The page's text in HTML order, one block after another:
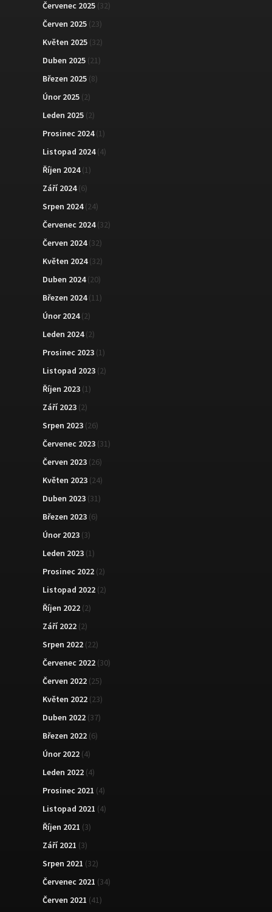
Červenec 2025 (32)
Červen 2025 (23)
Květen 2025 (32)
Duben 2025 (21)
Březen 2025 (8)
Únor 2025 (2)
Leden 2025 (2)
Prosinec 2024(1)
Listopad 2024(4)
Říjen 2024(1)
Září 2024(6)
Srpen 2024(24)
Červenec 2024(32)
Červen 2024(32)
Květen 2024(32)
Duben 2024(20)
Březen 2024(11)
Únor 2024(2)
Leden 2024(2)
Prosinec 2023 (1)
Listopad 2023 (2)
Říjen 2023 (1)
Září 2023 (2)
Srpen 2023 (26)
Červenec 2023 (31)
Červen 2023 (26)
Květen 2023 (24)
Duben 2023 (31)
Březen 2023 (6)
Únor 2023 (3)
Leden 2023 (1)
Prosinec 2022 (2)
Listopad 2022 (2)
Říjen 2022 (2)
Září 2022 (2)
Srpen 2022 (22)
Červenec 2022 (30)
Červen 2022 (25)
Květen 2022 (23)
Duben 2022 (37)
Březen 2022 (6)
Únor 2022 (4)
Leden 2022 (4)
Prosinec 2021 (4)
Listopad 2021 (4)
Říjen 2021 (3)
Září 2021 (3)
Srpen 2021 (32)
Červenec 2021 (34)
Červen 2021 (41)